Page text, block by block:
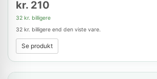
kr. 210
32 kr. billigere
32 kr. billigere end den viste vare.
Se produkt